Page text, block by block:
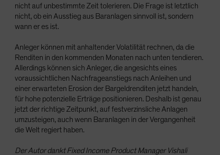
nicht auf unbestimmte Zeit tolerieren. Die Frage ist letztlich
nicht, ob ein Ausstieg aus Baranlagen sinnvoll ist, sondern
wann er es ist.
Anleger können mit anhaltender Volatilität rechnen, da die
Renditen in den kommenden Monaten nach unten tendieren.
Allerdings können sich Anleger, die angesichts eines
voraussichtlichen Nachfrageanstiegs nach Anleihen und
einer erwarteten Erosion der Bargeldrenditen jetzt handeln,
für hohe potenzielle Erträge positionieren. Deshalb ist genau
jetzt der richtige Zeitpunkt, auf festverzinsliche Anlagen
umzusteigen, auch wenn Baranlagen in der Vergangenheit
die Welt regiert haben.
Der Autor dankt Fixed Income Product Manager Vishali